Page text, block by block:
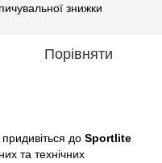
знижки
Порівняти
до Sportlite
та технічних